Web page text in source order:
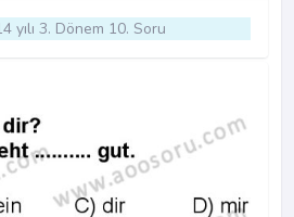
yılı 3. Dönem 10. Soru